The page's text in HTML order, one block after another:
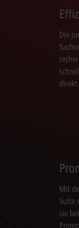
Die
Mit
Suite
sie